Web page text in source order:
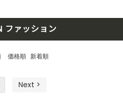
ファッション
価格順 新着順
Next >